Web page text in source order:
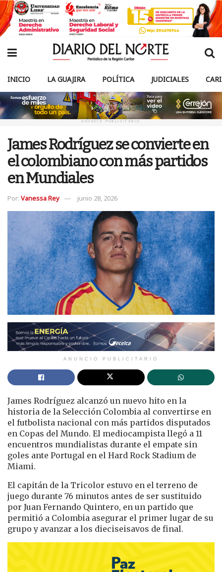
INICIO LA GUAJIRA POLÍTICA JUDICIALES
ANUNCIO PUBLICITARIO
James Rodríguez se convierte en
el colombiano con más partidos
en Mundiales
Por: Vanessa Rey junio 28, 2026
ANUNCIO PUBLICITARIO
James Rodríguez alcanzó un nuevo hito en la
historia de la Selección Colombia al convertirse en
el futbolista nacional con más partidos disputados
en Copas del Mundo. El mediocampista llegó a 11
encuentros mundialistas durante el empate sin
goles ante Portugal en el Hard Rock Stadium de
Miami.
El capitán de la Tricolor estuvo en el terreno de
juego durante 76 minutos antes de ser sustituido
por Juan Fernando Quintero, en un partido que
permitió a Colombia asegurar el primer lugar de su
grupo y avanzar a los dieciseisavos de final.